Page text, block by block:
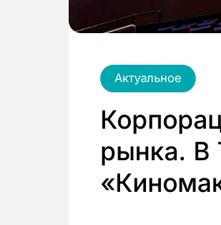
Актуальное
рынка. В